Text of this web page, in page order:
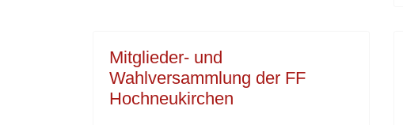
Mitglieder- und
Wahlversammlung der FF
Hochneukirchen